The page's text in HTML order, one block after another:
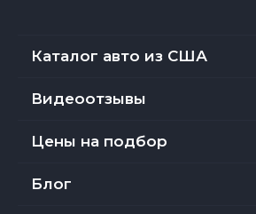
Каталог авто из США
Видеоотзывы
Цены на подбор
Блог